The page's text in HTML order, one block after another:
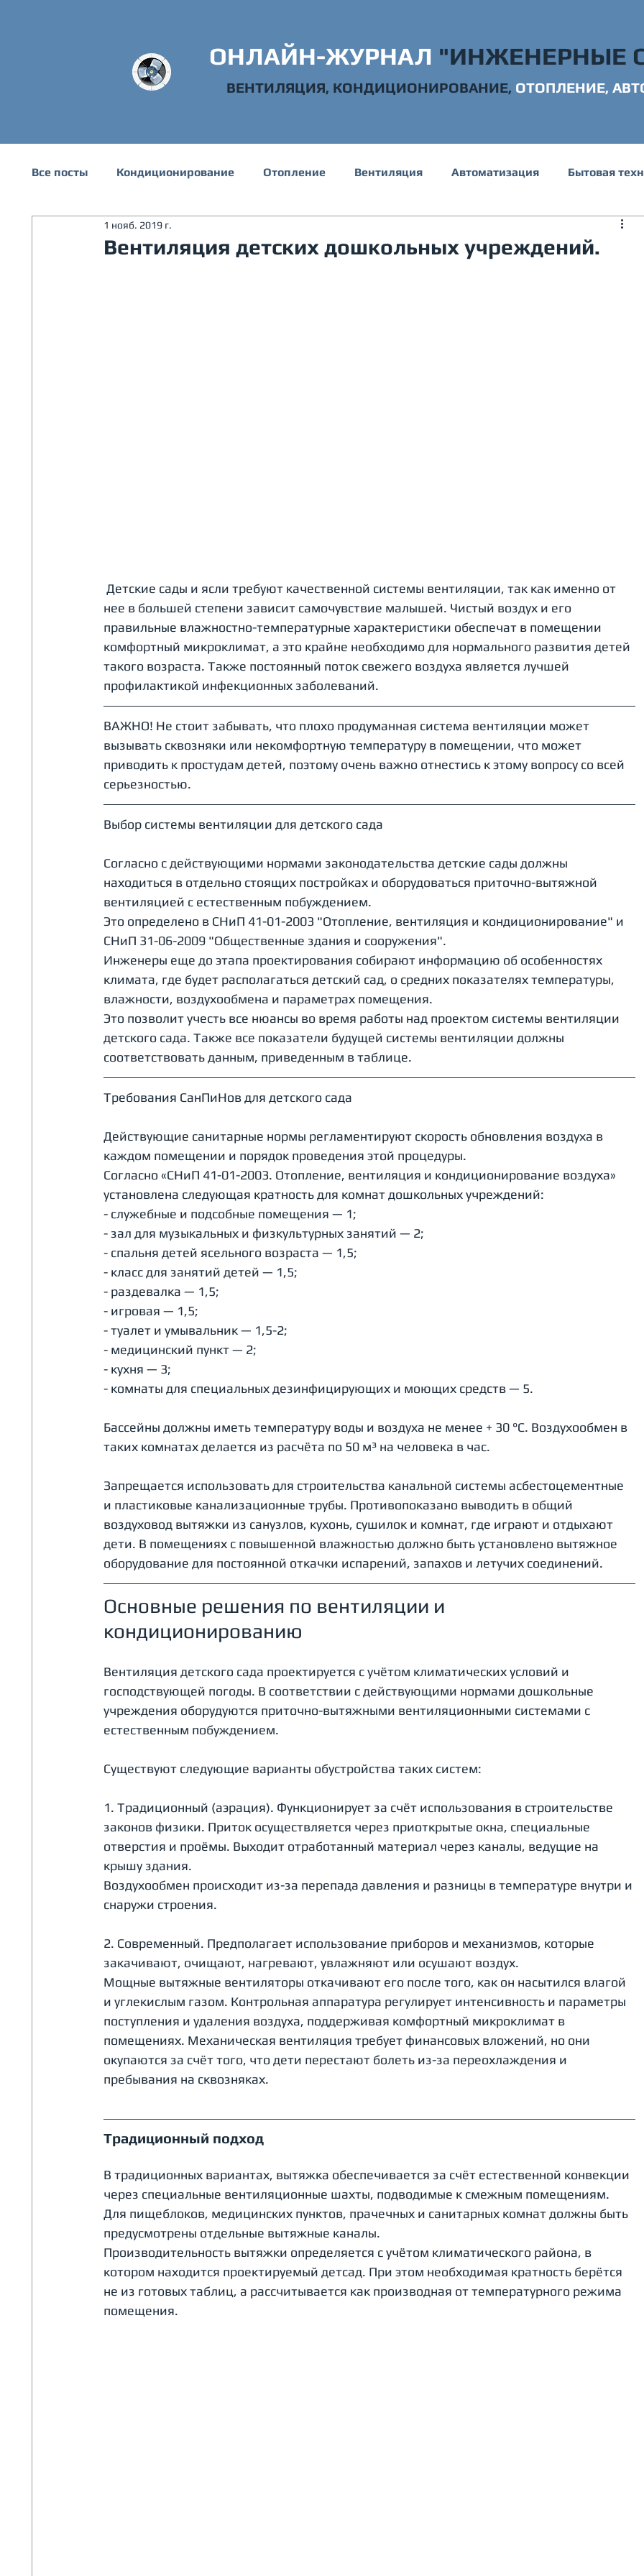
ОНЛАЙН-ЖУРНАЛ "ИНЖЕНЕРНЫЕ
ВЕНТИЛЯЦИЯ, КОНДИЦИОНИРОВАНИЕ, ОТОПЛЕНИЕ,
Все посты Кондиционирование Отопление Вентиляция Автоматизация Бытовая
Техническая информация
Вентиляция детских дошкольных учреждений.
1 нояб. 2019 г.
нее в большей степени зависит самочувствие малышей. Чистый воздух и его
правильные влажностно-температурные характеристики обеспечат в помещении
комфортный микроклимат, а это крайне необходимо для нормального развития детей
такого возраста. Также постоянный поток свежего воздуха является лучшей
профилактикой инфекционных заболеваний.
ВАЖНО! Не стоит забывать, что плохо продуманная система вентиляции может
вызывать сквозняки или некомфортную температуру в помещении, что может
приводить к простудам детей, поэтому очень важно отнестись к этому вопросу со всей
серьезностью.
Выбор системы вентиляции для детского сада
Согласно с действующими нормами законодательства детские сады должны
находиться в отдельно стоящих постройках и оборудоваться приточно-вытяжной
вентиляцией с естественным побуждением.
Это определено в СНиП 41-01-2003 "Отопление, вентиляция и кондиционирование" и
СНиП 31-06-2009 "Общественные здания и сооружения".
Инженеры еще до этапа проектирования собирают информацию об особенностях
климата, где будет располагаться детский сад, о средних показателях температуры,
влажности, воздухообмена и параметрах помещения.
Это позволит учесть все нюансы во время работы над проектом системы вентиляции
детского сада. Также все показатели будущей системы вентиляции должны
соответствовать данным, приведенным в таблице.
Требования СанПиНов для детского сада
Действующие санитарные нормы регламентируют скорость обновления воздуха в
каждом помещении и порядок проведения этой процедуры.
Согласно «СНиП 41-01-2003. Отопление, вентиляция и кондиционирование воздуха»
установлена следующая кратность для комнат дошкольных учреждений:
- служебные и подсобные помещения — 1;
- зал для музыкальных и физкультурных занятий — 2;
- спальня детей ясельного возраста — 1,5;
- класс для занятий детей — 1,5;
- раздевалка — 1,5;
- игровая — 1,5;
- туалет и умывальник — 1,5-2;
- медицинский пункт — 2;
- кухня — 3;
- комнаты для специальных дезинфицирующих и моющих средств — 5.
Бассейны должны иметь температуру воды и воздуха не менее + 30 °C. Воздухообмен в
таких комнатах делается из расчёта по 50 м³ на человека в час.
Запрещается использовать для строительства канальной системы асбестоцементные
и пластиковые канализационные трубы. Противопоказано выводить в общий
воздуховод вытяжки из санузлов, кухонь, сушилок и комнат, где играют и отдыхают
дети. В помещениях с повышенной влажностью должно быть установлено вытяжное
оборудование для постоянной откачки испарений, запахов и летучих соединений.
Основные решения по вентиляции и
кондиционированию
Вентиляция детского сада проектируется с учётом климатических условий и
господствующей погоды. В соответствии с действующими нормами дошкольные
учреждения оборудуются приточно-вытяжными вентиляционными системами с
естественным побуждением.
Существуют следующие варианты обустройства таких систем:
1. Традиционный (аэрация). Функционирует за счёт использования в строительстве
законов физики. Приток осуществляется через приоткрытые окна, специальные
отверстия и проёмы. Выходит отработанный материал через каналы, ведущие на
крышу здания.
Воздухообмен происходит из-за перепада давления и разницы в температуре внутри и
снаружи строения.
2. Современный. Предполагает использование приборов и механизмов, которые
закачивают, очищают, нагревают, увлажняют или осушают воздух.
Мощные вытяжные вентиляторы откачивают его после того, как он насытился влагой
и углекислым газом. Контрольная аппаратура регулирует интенсивность и параметры
поступления и удаления воздуха, поддерживая комфортный микроклимат в
помещениях. Механическая вентиляция требует финансовых вложений, но они
окупаются за счёт того, что дети перестают болеть из-за переохлаждения и
пребывания на сквозняках.
Традиционный подход
В традиционных вариантах, вытяжка обеспечивается за счёт естественной конвекции
через специальные вентиляционные шахты, подводимые к смежным помещениям.
Для пищеблоков, медицинских пунктов, прачечных и санитарных комнат должны быть
предусмотрены отдельные вытяжные каналы.
Производительность вытяжки определяется с учётом климатического района, в
котором находится проектируемый детсад. При этом необходимая кратность берётся
не из готовых таблиц, а рассчитывается как производная от температурного режима
помещения.